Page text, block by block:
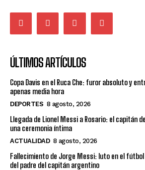
ÚLTIMOS ARTÍCULOS
Copa Davis en el Ruca Che: furor absoluto y
apenas media hora
DEPORTES 8 agosto, 2026
Llegada de Lionel Messi a Rosario: el capitán
una ceremonia íntima
ACTUALIDAD 8 agosto, 2026
Fallecimiento de Jorge Messi: luto en el
del padre del capitán argentino